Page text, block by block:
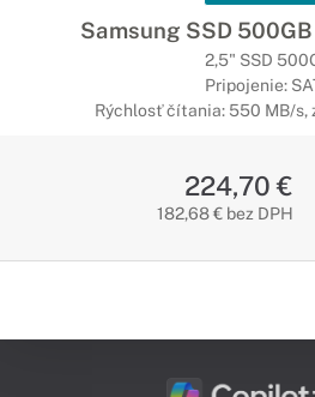
Samsung SSD
2,5" SSD
Pripojenie:
Rýchlosť čítania: 550 MB/s,
224,70 €
182,68 € bez DPH